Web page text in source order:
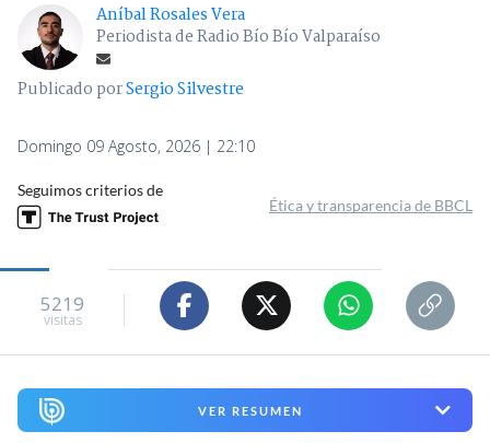
Aníbal Rosales Vera
Periodista de Radio Bío Bío Valparaíso
Publicado porSergio Silvestre
Domingo 09 Agosto, 2026 | 22:10
Seguimos criterios de
Ética y transparencia de BBCL
5219
visitas
VER RESUMEN